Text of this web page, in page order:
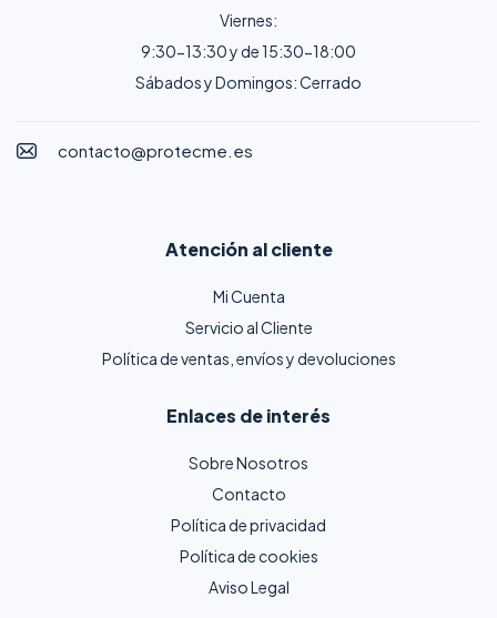
Viernes:
9:30-13:30 y de 15:30-18:00
Sábados y Domingos: Cerrado
contacto@protecme.es
Atención al cliente
Mi Cuenta
Servicio al Cliente
Política de ventas, envíos y devoluciones
Enlaces de interés
Sobre Nosotros
Contacto
Política de privacidad
Política de cookies
Aviso Legal